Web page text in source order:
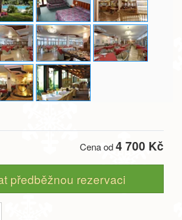
Cena od4 700 Kč
předběžnou rezervaci